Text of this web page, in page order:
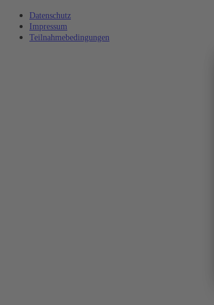
Datenschutz
Impressum
Teilnahmebedingungen